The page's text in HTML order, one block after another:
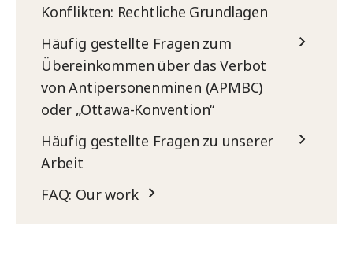
Konflikten: Rechtliche Grundlagen
Häufig gestellte Fragen zum
Übereinkommen über das Verbot
von Antipersonenminen (APMBC)
oder „Ottawa-Konvention“
Häufig gestellte Fragen zu unserer
Arbeit
FAQ: Our work